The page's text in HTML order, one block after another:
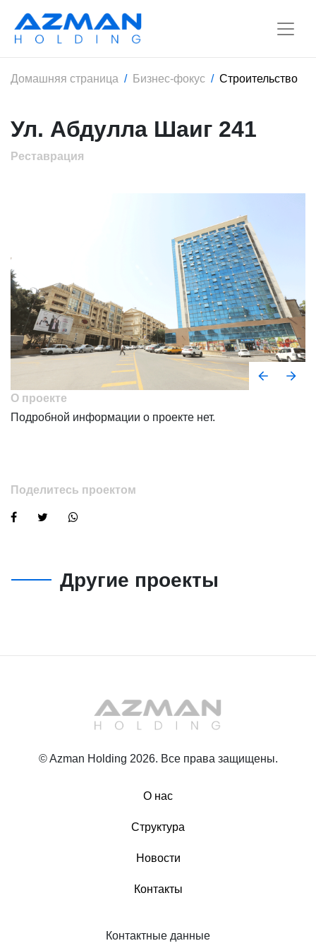
Домашняя страница Бизнес-фокус Строительство
Ул. Абдулла Шаиг 241
Реставрация
О проекте
Подробной информации о проекте нет.
Поделитесь проектом
Другие проекты
© Azman Holding 2026. Все права защищены.
О нас
Структура
Новости
Контакты
Контактные данные